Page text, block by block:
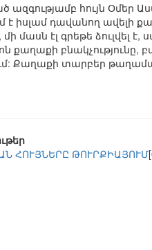
ազգությամբ հույն
է իսլամ դավանող ավելի
մի մասն էլ գրեթե
քաղաքի բնակչությունը,
Քաղաքի տարբեր
ՀՈՒՅՆԵՐԸ ԹՈՒՐՔԻԱՅՈՒՄ